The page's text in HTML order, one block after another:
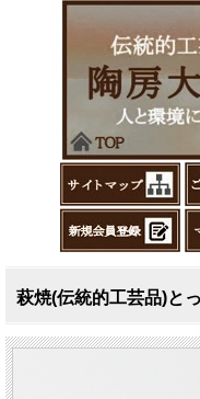
萩焼(伝統的工芸品)と